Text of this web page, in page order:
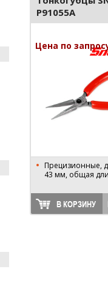
P91055A
Цена по
Прецизионные,
43 мм, общая
В КОРЗИНУ